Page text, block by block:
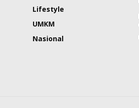
Lifestyle
UMKM
Nasional